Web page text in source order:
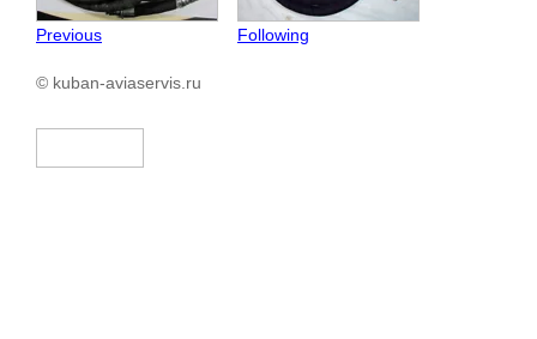
Previous Following
© kuban-aviaservis.ru